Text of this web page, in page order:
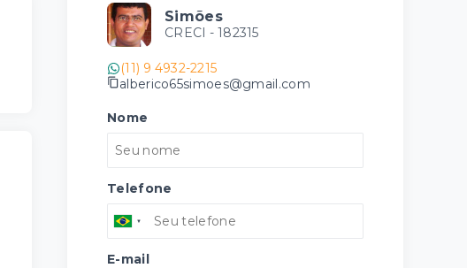
Simões
CRECI - 182315
(11) 9 4932-2215
alberico65simoes@gmail.com
Nome
Telefone
E-mail